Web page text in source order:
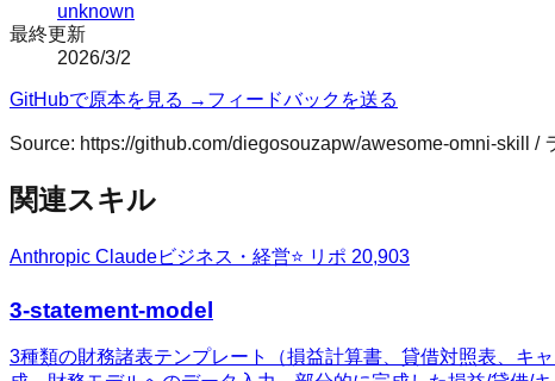
unknown
最終更新
2026/3/2
GitHubで原本を見る → フィードバックを送る
Source: https://github.com/diegosouzapw/awesome-omni-skill /
関連スキル
Anthropic Claudeビジネス・経営⭐ リポ 20,903
3-statement-model
3種類の財務諸表テンプレート（損益計算書、貸借対照表、キ